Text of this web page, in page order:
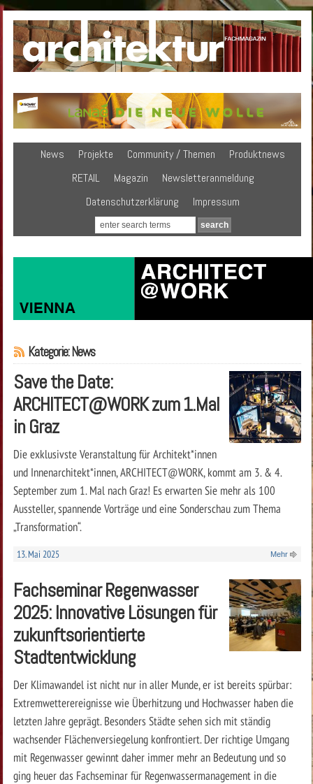
News Projekte Community / Themen
Produktnews
RETAIL
Magazin
Newsletteranmeldung
Datenschutzerklärung
Impressum
Kategorie: News
Save the Date:
ARCHITECT@WORK zum 1.Mal
in Graz
Die exklusivste Veranstaltung für Architekt*innen
und Innenarchitekt*innen, ARCHITECT@WORK, kommt am 3. & 4.
September zum 1. Mal nach Graz! Es erwarten Sie mehr als 100
Aussteller, spannende Vorträge und eine Sonderschau zum Thema
„Transformation“.
13. Mai 2025 Mehr
Fachseminar Regenwasser
2025: Innovative Lösungen für
zukunftsorientierte
Stadtentwicklung
Der Klimawandel ist nicht nur in aller Munde, er ist bereits spürbar:
Extremwetterereignisse wie Überhitzung und Hochwasser haben die
letzten Jahre geprägt. Besonders Städte sehen sich mit ständig
wachsender Flächenversiegelung konfrontiert. Der richtige Umgang
mit Regenwasser gewinnt daher immer mehr an Bedeutung und so
ging heuer das Fachseminar für Regenwassermanagement in die